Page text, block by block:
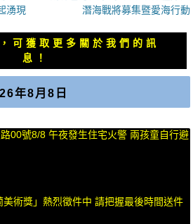
湧現
文
章：
潛海戰將募集暨愛海行動
可獲取更多關於我們的訊
息！
年8月8日
00號8/8 午夜發生住宅火警 兩孩童自行避
美術獎」熱烈徵件中 請把握最後時間送件